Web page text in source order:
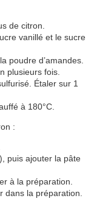
de citron.
vanillé et le sucre
poudre d’amandes.
plusieurs fois.
Étaler sur 1
à 180°C.
:
puis ajouter la pâte
à la préparation.
dans la préparation.